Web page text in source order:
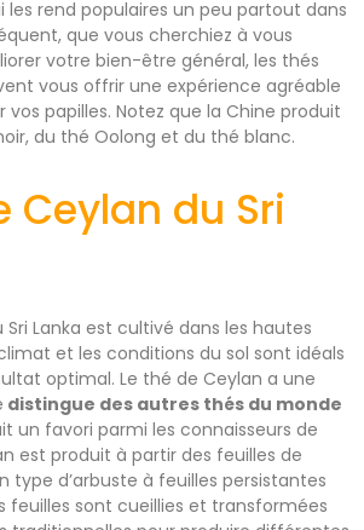
les rend populaires un peu partout dans
que vous cherchiez à vous
votre bien-être général, les thés
vous offrir une expérience agréable
vos papilles. Notez que la Chine produit
du thé Oolong et du thé blanc.
Ceylan du Sri
Lanka est cultivé dans les hautes
et les conditions du sol sont idéals
optimal. Le thé de Ceylan a une
distingue des autres thés du monde
un favori parmi les connaisseurs de
est produit à partir des feuilles de
type d’arbuste à feuilles persistantes
feuilles sont cueillies et transformées